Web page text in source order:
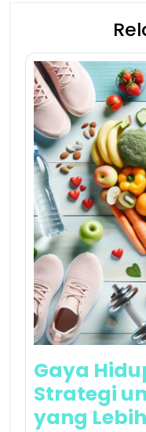
Gaya
Strategi
yang